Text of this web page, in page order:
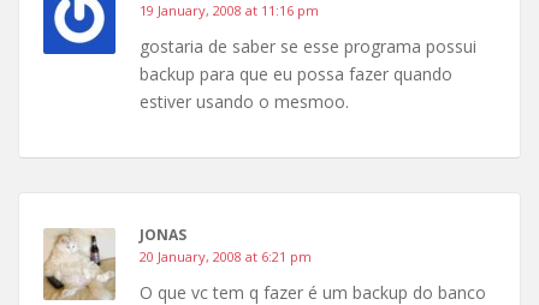
19 January, 2008 at 11:16 pm
gostaria de saber se esse programa possui
backup para que eu possa fazer quando
estiver usando o mesmoo.
JONAS
20 January, 2008 at 6:21 pm
O que vc tem q fazer é um backup do banco